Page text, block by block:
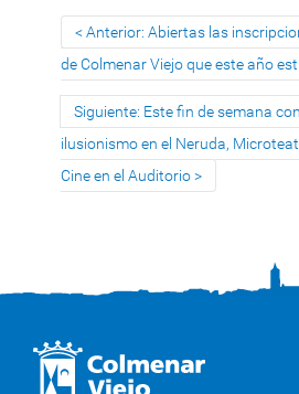
Anterior: Abiertas las
de Colmenar Viejo que este año
Siguiente: Este fin de semana
ilusionismo en el Neruda,
Cine en el Auditorio